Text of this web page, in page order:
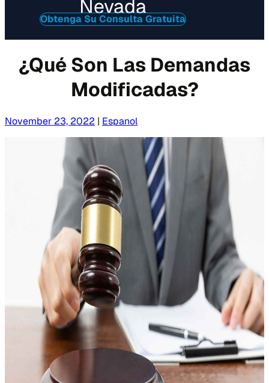
Nevada
Obtenga Su Consulta Gratuita
¿Qué Son Las Demandas
Modificadas?
November 23, 2022 | Espanol